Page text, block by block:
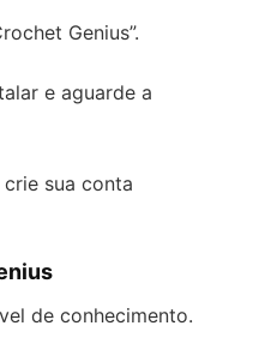
Genius”.
e aguarde a
sua conta
de conhecimento.